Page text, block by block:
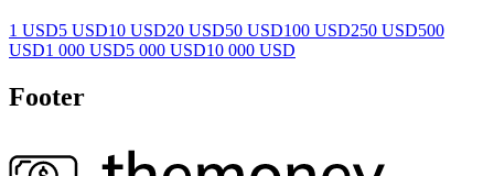
1 USD5 USD10 USD20 USD50 USD100 USD250 USD500
USD1 000 USD5 000 USD10 000 USD
Footer